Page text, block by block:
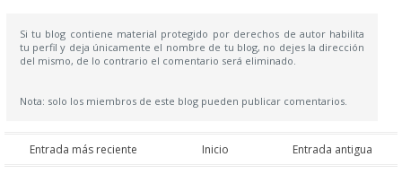
Si tu blog contiene material protegido por derechos de autor habilita
tu perfil y deja únicamente el nombre de tu blog, no dejes la dirección
del mismo, de lo contrario el comentario será eliminado.
Nota: solo los miembros de este blog pueden publicar comentarios.
Entrada más reciente Entrada antigua
Inicio